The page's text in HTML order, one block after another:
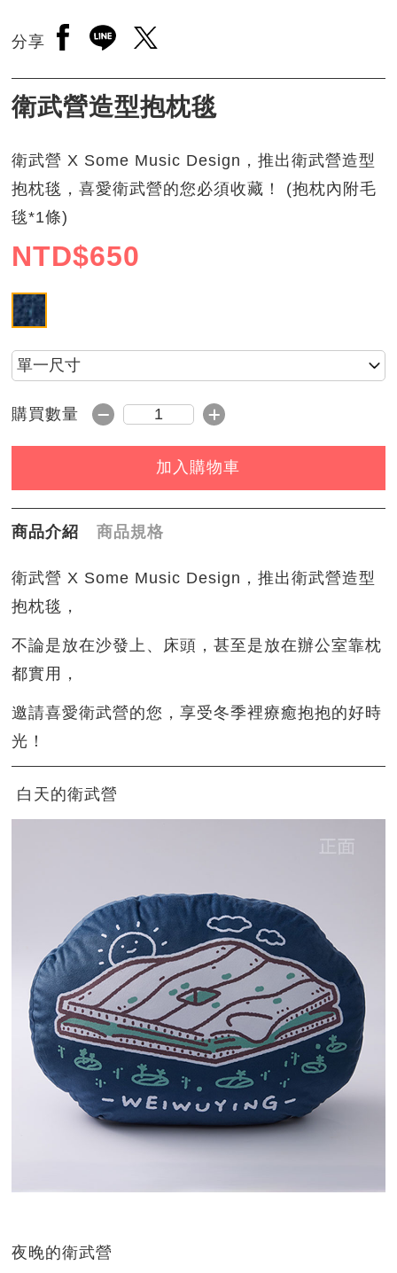
分享 另開新視窗分享至facebook
另開新視窗分享至line
另開新視窗分享至twitter
衛武營造型抱枕毯
衛武營 X Some Music Design，推出衛武營造型
抱枕毯，喜愛衛武營的您必須收藏！ (抱枕內附毛
毯*1條)
NTD$650
衛武營款
請選擇尺寸
購買數量 減1購買數量 加1
加入購物車
商品介紹 商品規格
衛武營 X Some Music Design，推出衛武營造型
抱枕毯，
不論是放在沙發上、床頭，甚至是放在辦公室靠枕
都實用，
邀請喜愛衛武營的您，享受冬季裡療癒抱抱的好時
光！
白天的衛武營
夜晚的衛武營